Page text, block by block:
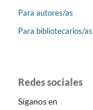
Para autores/as
Para bibliotecarios/as
Redes sociales
Síganos en